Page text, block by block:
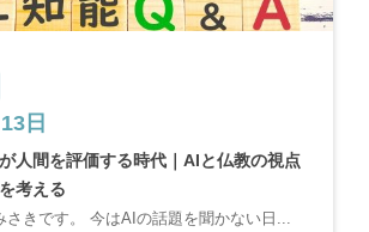
日
が人間を評価する時代｜AIと仏教の視点
考える
さきです。 今はAIの話題を聞かない日...